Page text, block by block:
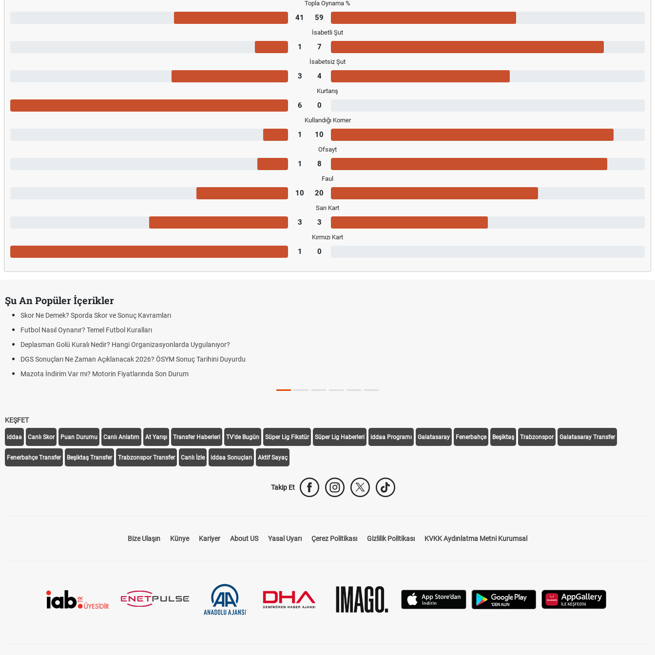
Topla Oynama %
41 59
İsabetli Şut
1 7
İsabetsiz Şut
3 4
Kurtarış
6 0
Kullandığı Korner
1 10
Ofsayt
1 8
Faul
10 20
Sarı Kart
3 3
Kırmızı Kart
1 0
Şu An Popüler İçerikler
Skor Ne Demek? Sporda Skor ve Sonuç Kavramları
Futbol Nasıl Oynanır? Temel Futbol Kuralları
Deplasman Golü Kuralı Nedir? Hangi Organizasyonlarda Uygulanıyor?
DGS Sonuçları Ne Zaman Açıklanacak 2026? ÖSYM Sonuç Tarihini Duyurdu
Mazota İndirim Var mı? Motorin Fiyatlarında Son Durum
KEŞFET
iddaa Canlı Skor Puan Durumu Canlı Anlatım At Yarışı Transfer Haberleri TV'de Bugün Süper Lig Fikstür Süper Lig Haberleri iddaa Programı Galatasaray Fenerbahçe Beşiktaş Trabzonspor Galatasaray Transfer
Fenerbahçe Transfer Beşiktaş Transfer Trabzonspor Transfer Canlı İzle iddaa Sonuçları Aktif Sayaç
Takip Et
Bize Ulaşın Künye Kariyer About US Yasal Uyarı Çerez Politikası Gizlilik Politikası KVKK Aydınlatma Metni Kurumsal